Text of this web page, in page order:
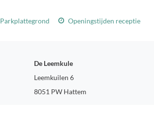
Parkplattegrond Openingstijden receptie
De Leemkule
Leemkuilen 6
8051 PW Hattem